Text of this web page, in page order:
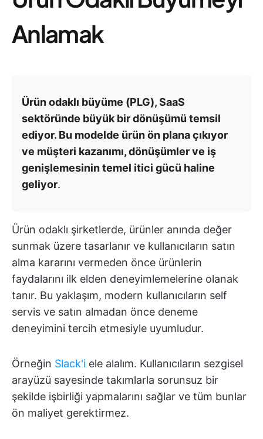
Anlamak
Ürün odaklı büyüme (PLG), SaaS
sektöründe büyük bir dönüşümü temsil
ediyor. Bu modelde ürün ön plana çıkıyor
ve müşteri kazanımı, dönüşümler ve iş
genişlemesinin temel itici gücü haline
geliyor.
Ürün odaklı şirketlerde, ürünler anında değer
sunmak üzere tasarlanır ve kullanıcıların satın
alma kararını vermeden önce ürünlerin
faydalarını ilk elden deneyimlemelerine olanak
tanır. Bu yaklaşım, modern kullanıcıların self
servis ve satın almadan önce deneme
deneyimini tercih etmesiyle uyumludur.
Örneğin Slack'i ele alalım. Kullanıcıların sezgisel
arayüzü sayesinde takımlarla sorunsuz bir
şekilde işbirliği yapmalarını sağlar ve tüm bunlar
ön maliyet gerektirmez.